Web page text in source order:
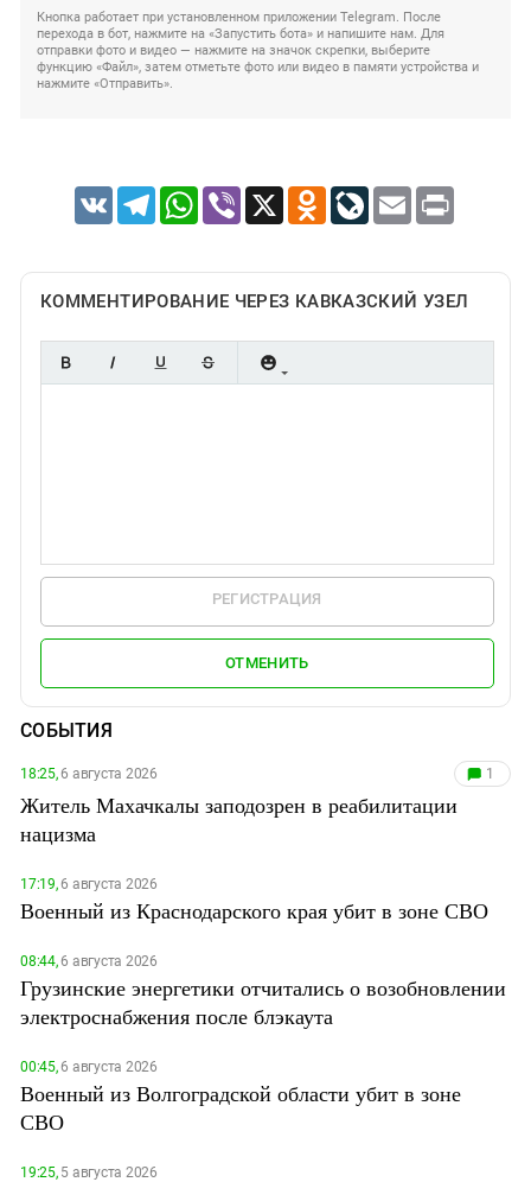
Кнопка работает при установленном приложении Telegram. После
перехода в бот, нажмите на «Запустить бота» и напишите нам. Для
отправки фото и видео — нажмите на значок скрепки, выберите
функцию «Файл», затем отметьте фото или видео в памяти устройства и
нажмите «Отправить».
VK TelegramWhatsApp
Viber X Odnoklassniki
LiveJournal
Email Print
КОММЕНТИРОВАНИЕ ЧЕРЕЗ КАВКАЗСКИЙ УЗЕЛ
РЕГИСТРАЦИЯ
ОТМЕНИТЬ
СОБЫТИЯ
18:25,6 августа 2026 1
Житель Махачкалы заподозрен в реабилитации
нацизма
17:19,6 августа 2026
Военный из Краснодарского края убит в зоне СВО
08:44,6 августа 2026
Грузинские энергетики отчитались о возобновлении
электроснабжения после блэкаута
00:45,6 августа 2026
Военный из Волгоградской области убит в зоне
СВО
19:25,5 августа 2026